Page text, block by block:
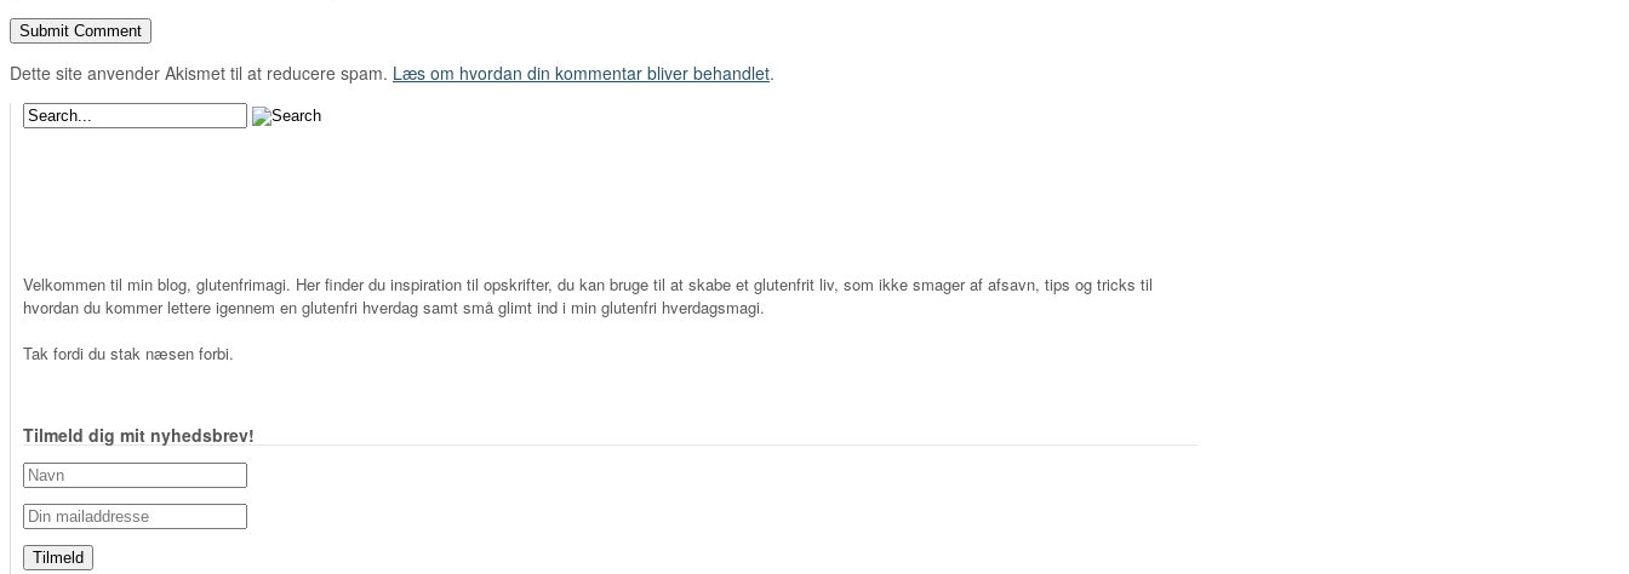
Dette site anvender Akismet til at reducere spam. Læs om hvordan din kommentar bliver behandlet.
Velkommen til min blog, glutenfrimagi. Her finder du inspiration til opskrifter, du kan bruge til at skabe et glutenfrit liv, som ikke smager af afsavn, tips og tricks til
hvordan du kommer lettere igennem en glutenfri hverdag samt små glimt ind i min glutenfri hverdagsmagi.
Tak fordi du stak næsen forbi.
Tilmeld dig mit nyhedsbrev!